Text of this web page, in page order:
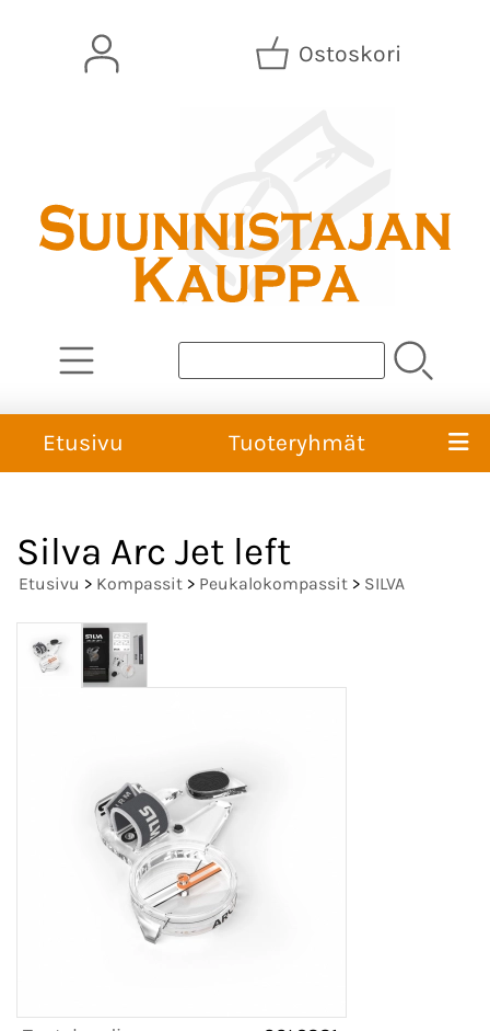
Ostoskori
Etusivu Tuoteryhmät
Silva Arc Jet left
Etusivu > Kompassit > Peukalokompassit > SILVA